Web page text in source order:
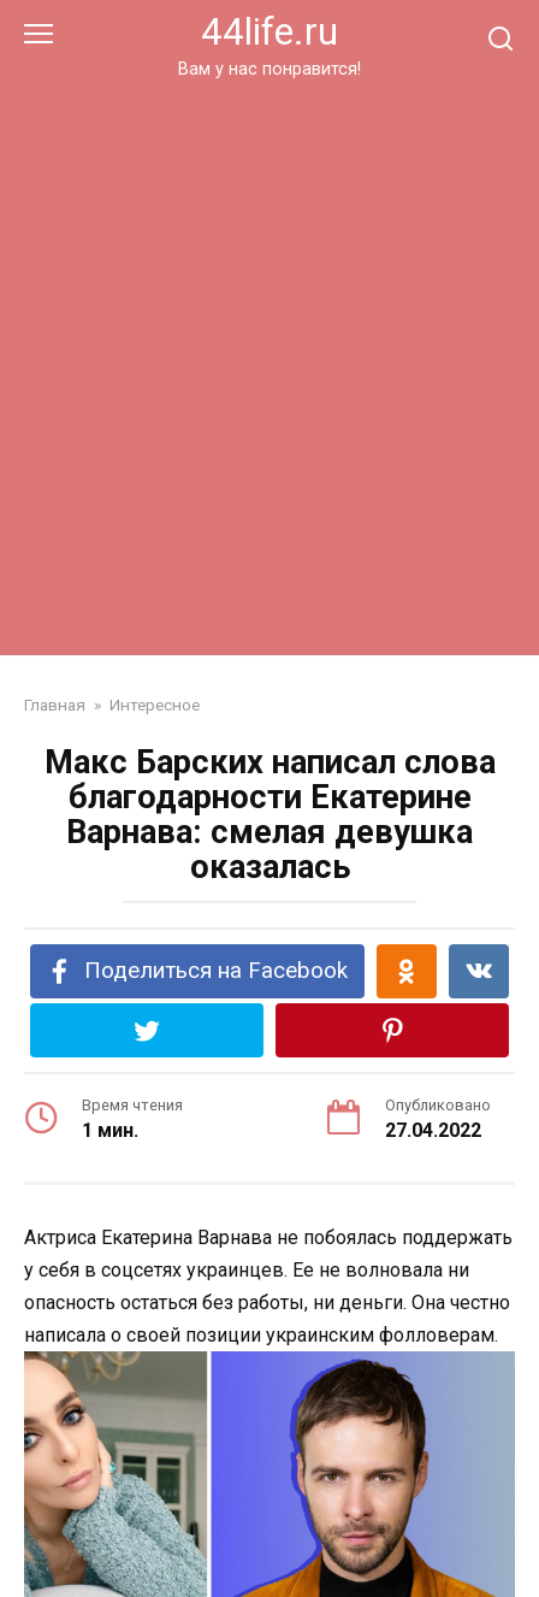
44life.ru
Вам у нас понравится!
Главная » Интересное
Макс Барских написал слова
благодарности Екатерине
Варнава: смелая девушка
оказалась
Поделиться на Facebook
Время чтения
1 мин.
Опубликовано
27.04.2022
Актриса Екатерина Варнава не побоялась поддержать
у себя в соцсетях украинцев. Ее не волновала ни
опасность остаться без работы, ни деньги. Она честно
написала о своей позиции украинским фолловерам.